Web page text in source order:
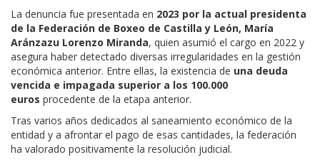
La denuncia fue presentada en 2023 por la actual presidenta
de la Federación de Boxeo de Castilla y León, María
Aránzazu Lorenzo Miranda, quien asumió el cargo en 2022 y
asegura haber detectado diversas irregularidades en la gestión
económica anterior. Entre ellas, la existencia de una deuda
vencida e impagada superior a los 100.000
euros procedente de la etapa anterior.
Tras varios años dedicados al saneamiento económico de la
entidad y a afrontar el pago de esas cantidades, la federación
ha valorado positivamente la resolución judicial.